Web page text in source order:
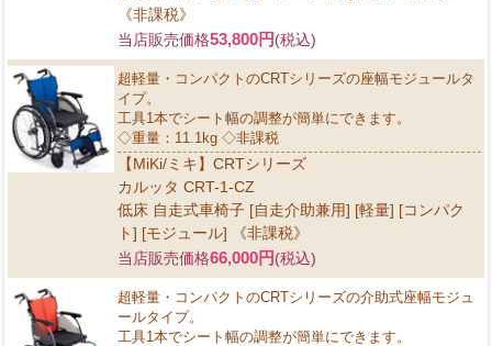
《非課税》
当店販売価格53,800円(税込)
超軽量・コンパクトのCRTシリーズの座幅モジュールタ
イプ。
工具1本でシート幅の調整が簡単にできます。
◇重量：11.1kg ◇非課税
【MiKi/ミキ】CRTシリーズ
カルッタ CRT-1-CZ
低床 自走式車椅子 [自走介助兼用] [軽量] [コンパク
ト] [モジュール] 《非課税》
当店販売価格66,000円(税込)
超軽量・コンパクトのCRTシリーズの介助式座幅モジュ
ールタイプ。
工具1本でシート幅の調整が簡単にできます。